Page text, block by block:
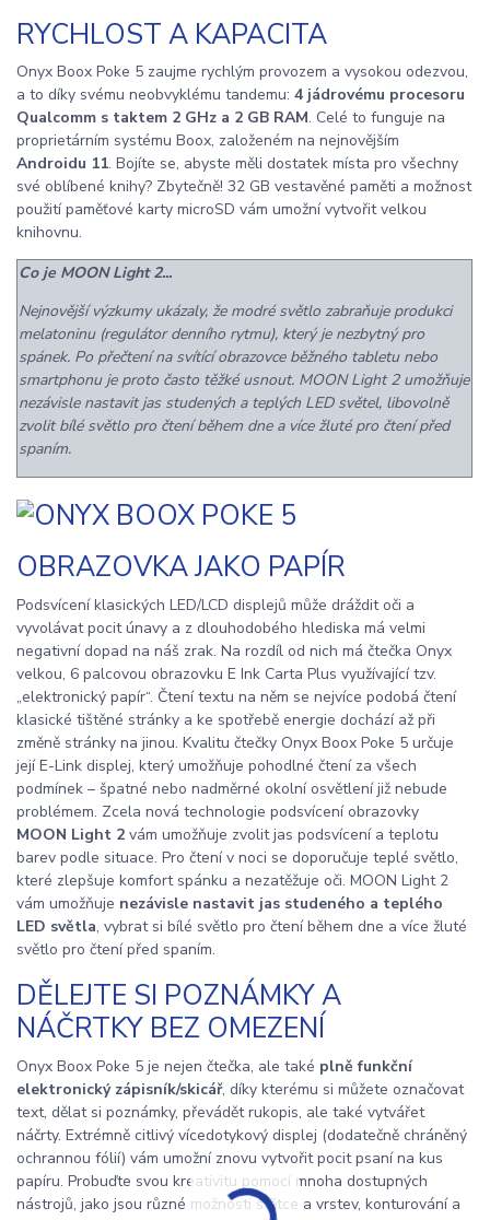
RYCHLOST A KAPACITA
Onyx Boox Poke 5 zaujme rychlým provozem a vysokou odezvou,
a to díky svému neobvyklému tandemu: 4 jádrovému procesoru
Qualcomm s taktem 2 GHz a 2 GB RAM. Celé to funguje na
proprietárním systému Boox, založeném na nejnovějším
Androidu 11. Bojíte se, abyste měli dostatek místa pro všechny
své oblíbené knihy? Zbytečně! 32 GB vestavěné paměti a možnost
použití paměťové karty microSD vám umožní vytvořit velkou
knihovnu.
Co je MOON Light 2...
Nejnovější výzkumy ukázaly, že modré světlo zabraňuje produkci
melatoninu (regulátor denního rytmu), který je nezbytný pro
spánek. Po přečtení na svítící obrazovce běžného tabletu nebo
smartphonu je proto často těžké usnout. MOON Light 2 umožňuje
nezávisle nastavit jas studených a teplých LED světel, libovolně
zvolit bílé světlo pro čtení během dne a více žluté pro čtení před
spaním.
OBRAZOVKA JAKO PAPÍR
Podsvícení klasických LED/LCD displejů může dráždit oči a
vyvolávat pocit únavy a z dlouhodobého hlediska má velmi
negativní dopad na náš zrak. Na rozdíl od nich má čtečka Onyx
velkou, 6 palcovou obrazovku E Ink Carta Plus využívající tzv.
„elektronický papír“. Čtení textu na něm se nejvíce podobá čtení
klasické tištěné stránky a ke spotřebě energie dochází až při
změně stránky na jinou. Kvalitu čtečky Onyx Boox Poke 5 určuje
její E-Link displej, který umožňuje pohodlné čtení za všech
podmínek – špatné nebo nadměrné okolní osvětlení již nebude
problémem. Zcela nová technologie podsvícení obrazovky
MOON Light 2 vám umožňuje zvolit jas podsvícení a teplotu
barev podle situace. Pro čtení v noci se doporučuje teplé světlo,
které zlepšuje komfort spánku a nezatěžuje oči. MOON Light 2
vám umožňuje nezávisle nastavit jas studeného a teplého
LED světla, vybrat si bílé světlo pro čtení během dne a více žluté
světlo pro čtení před spaním.
DĚLEJTE SI POZNÁMKY A
NÁČRTKY BEZ OMEZENÍ
Onyx Boox Poke 5 je nejen čtečka, ale také plně funkční
elektronický zápisník/skicář, díky kterému si můžete označovat
text, dělat si poznámky, převádět rukopis, ale také vytvářet
náčrty. Extrémně citlivý vícedotykový displej (dodatečně chráněný
ochrannou fólií) vám umožní znovu vytvořit pocit psaní na kus
papíru. Probuďte svou kreativitu pomocí mnoha dostupných
nástrojů, jako jsou různé možnosti štětce a vrstev, konturování a